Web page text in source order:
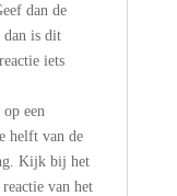
dan de
dan is dit
iets
een
helft van de
Kijk bij het
van het